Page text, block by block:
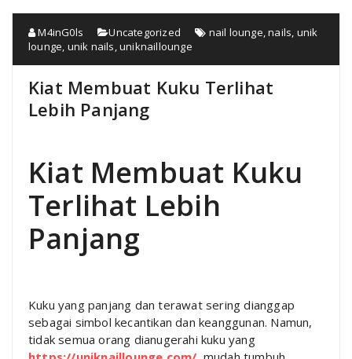
M4inG0ls Uncategorized nail lounge ,nails unik
lounge unik nails ,uniknaillounge
Kiat Membuat Kuku Terlihat
Lebih Panjang
Kiat Membuat Kuku
Terlihat Lebih
Panjang
Kuku yang panjang dan terawat sering dianggap
sebagai simbol kecantikan dan keanggunan. Namun,
tidak semua orang dianugerahi kuku yang